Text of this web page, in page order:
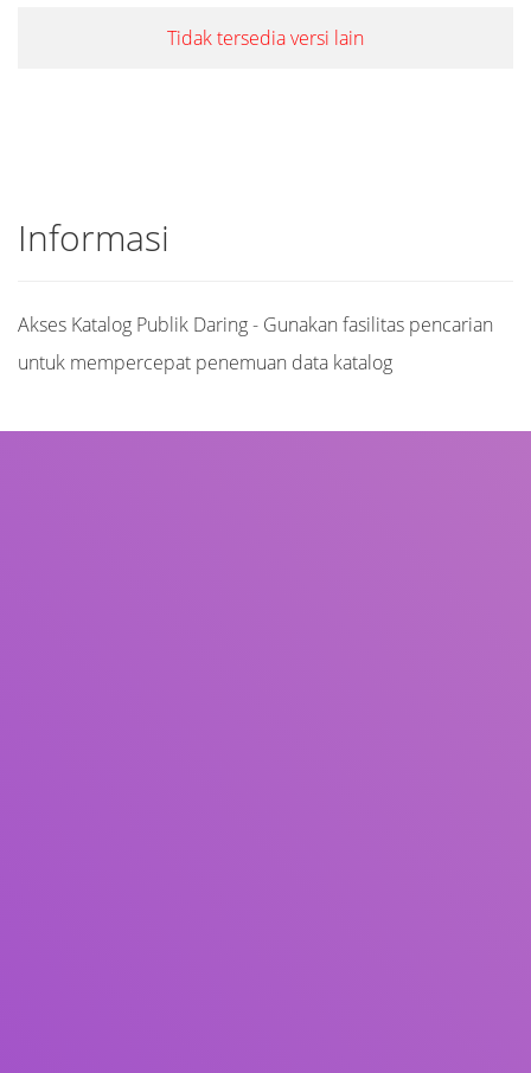
Tidak tersedia versi lain
Informasi
Akses Katalog Publik Daring - Gunakan fasilitas pencarian
untuk mempercepat penemuan data katalog